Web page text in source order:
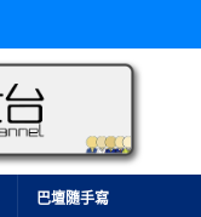
巴壇隨手寫